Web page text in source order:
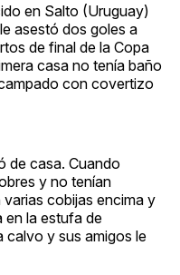
en Salto (Uruguay)
asestó dos goles a
de final de la Copa
casa no tenía baño
con covertizo
de casa. Cuando
y no tenían
cobijas encima y
en la estufa de
calvo y sus amigos le